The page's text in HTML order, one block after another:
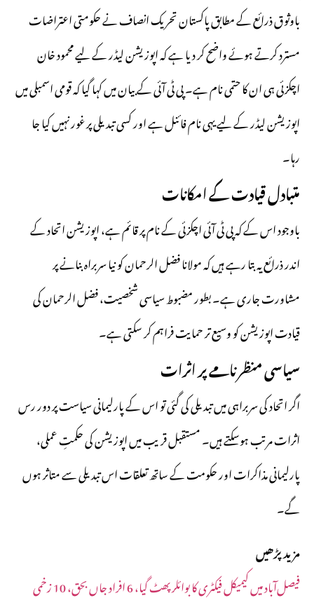
باوثوق ذرائع کے مطابق پاکستان تحریک انصاف نے حکومتی اعتراضات
مسترد کرتے ہوئے واضح کر دیا ہے کہ اپوزیشن لیڈر کے لیے محمود خان
اچکزئی ہی ان کا حتمی نام ہے۔ پی ٹی آئی کے بیان میں کہا گیا کہ قومی اسمبلی میں
اپوزیشن لیڈر کے لیے یہی نام فائنل ہے اور کسی تبدیلی پر غور نہیں کیا جا
رہا۔
متبادل قیادت کے امکانات
باوجود اس کے کہ پی ٹی آئی اچکزئی کے نام پر قائم ہے، اپوزیشن اتحاد کے
اندر ذرائع یہ بتا رہے ہیں کہ مولانا فضل الرحمان کو نیا سربراہ بنانے پر
مشاورت جاری ہے۔ بطور مضبوط سیاسی شخصیت، فضل الرحمان کی
قیادت اپوزیشن کو وسیع تر حمایت فراہم کر سکتی ہے۔
سیاسی منظرنامے پر اثرات
اگر اتحاد کی سربراہی میں تبدیلی کی گئی تو اس کے پارلیمانی سیاست پر دور رس
اثرات مرتب ہوسکتے ہیں۔ مستقبل قریب میں اپوزیشن کی حکمتِ عملی،
پارلیمانی مذاکرات اور حکومت کے ساتھ تعلقات اس تبدیلی سے متاثر ہوں
گے۔
مزید پڑھیں
فیصل‌آباد میں کیمیکل فیکٹری کا بوائلر پھٹ گیا، 6 افراد جاں بحق، 10 زخمی